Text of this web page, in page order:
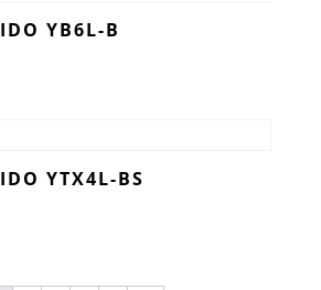
YB6L-B
YTX4L-BS